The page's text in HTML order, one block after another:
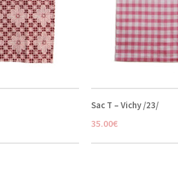
Sac T – Vichy /23/
35.00€